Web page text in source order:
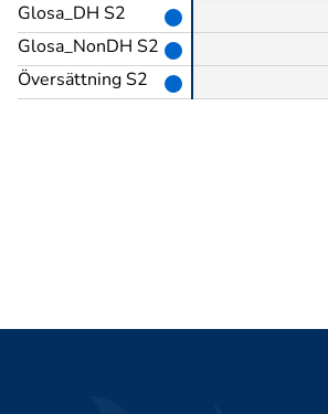
Glosa_DH S2
Glosa_NonDH S2
Översättning S2